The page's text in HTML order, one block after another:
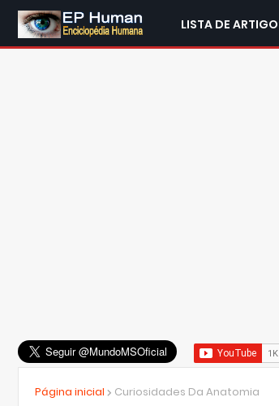
LISTA DE
Página inicial Curiosidades Da Anatomia